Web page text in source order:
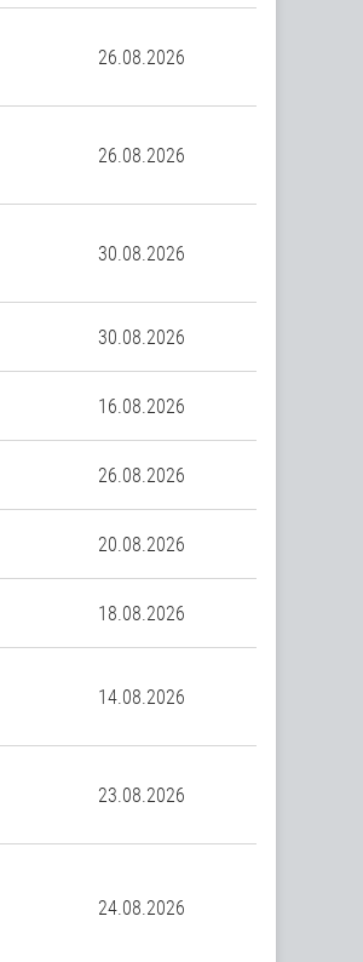
26.08.2026
26.08.2026
30.08.2026
30.08.2026
16.08.2026
26.08.2026
20.08.2026
18.08.2026
14.08.2026
23.08.2026
24.08.2026